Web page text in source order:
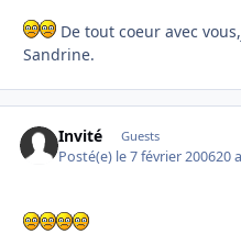
De tout coeur avec
Sandrine.
Invité Guests
Posté(e) le 7 février 200620 a